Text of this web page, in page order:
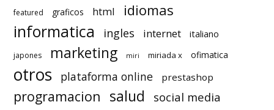
featured graficos html idiomas
informatica ingles internet italiano
japones marketing miri miriada x ofimatica
otros plataforma online prestashop
programacion salud social media